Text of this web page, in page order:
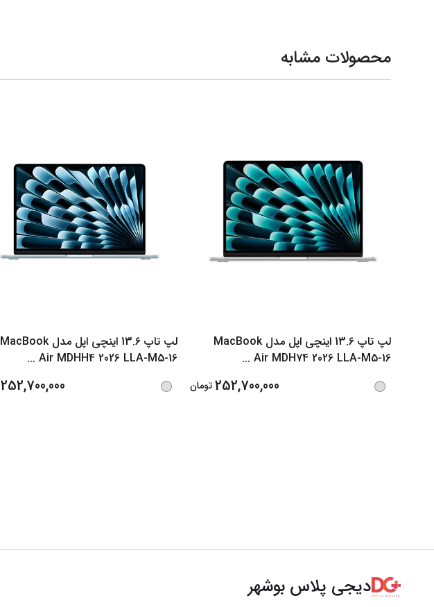
محصولات مشابه
لپ تاپ 13.6 اینچی اپل مدل MacBook
Air MDH74 2026 LLA-M5-16
...
252,700,000 تومان
لپ تاپ 13.6 اینچی اپل مدل MacBook
Air MDHH4 2026 LLA-M5-16
...
252,700,000
دیجی پلاس بوشهر